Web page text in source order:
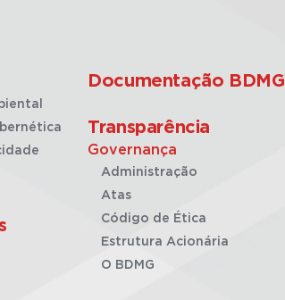
Documentação BDMG
Transparência
Governança
Administração
Atas
Código de Ética
Estrutura Acionária
O BDMG